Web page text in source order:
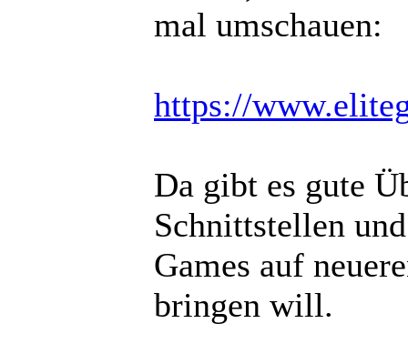
mal umschauen:
https://
Da gibt es gute
Schnittstellen
Games auf
bringen will.